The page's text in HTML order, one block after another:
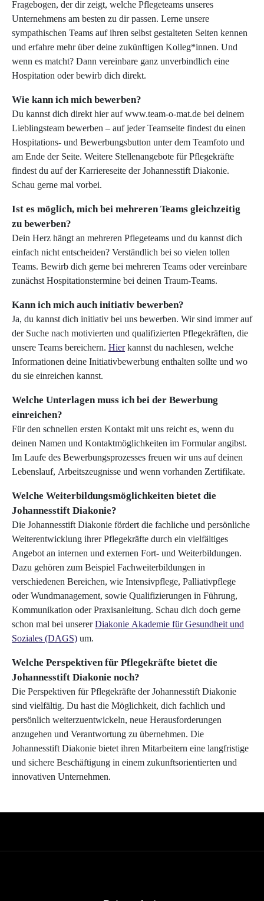
Fragebogen, der dir zeigt, welche Pflegeteams unseres
Unternehmens am besten zu dir passen. Lerne unsere
sympathischen Teams auf ihren selbst gestalteten Seiten kennen
und erfahre mehr über deine zukünftigen Kolleg*innen. Und
wenn es matcht? Dann vereinbare ganz unverbindlich eine
Hospitation oder bewirb dich direkt.
Wie kann ich mich bewerben?
Du kannst dich direkt hier auf www.team-o-mat.de bei deinem
Lieblingsteam bewerben – auf jeder Teamseite findest du einen
Hospitations- und Bewerbungsbutton unter dem Teamfoto und
am Ende der Seite. Weitere Stellenangebote für Pflegekräfte
findest du auf der Karriereseite der Johannesstift Diakonie.
Schau gerne mal vorbei.
Ist es möglich, mich bei mehreren Teams gleichzeitig
zu bewerben?
Dein Herz hängt an mehreren Pflegeteams und du kannst dich
einfach nicht entscheiden? Verständlich bei so vielen tollen
Teams. Bewirb dich gerne bei mehreren Teams oder vereinbare
zunächst Hospitationstermine bei deinen Traum-Teams.
Kann ich mich auch initiativ bewerben?
Ja, du kannst dich initiativ bei uns bewerben. Wir sind immer auf
der Suche nach motivierten und qualifizierten Pflegekräften, die
unsere Teams bereichern. Hierkannst du nachlesen, welche
Informationen deine Initiativbewerbung enthalten sollte und wo
du sie einreichen kannst.
Welche Unterlagen muss ich bei der Bewerbung
einreichen?
Für den schnellen ersten Kontakt mit uns reicht es, wenn du
deinen Namen und Kontaktmöglichkeiten im Formular angibst.
Im Laufe des Bewerbungsprozesses freuen wir uns auf deinen
Lebenslauf, Arbeitszeugnisse und wenn vorhanden Zertifikate.
Welche Weiterbildungsmöglichkeiten bietet die
Johannesstift Diakonie?
Die Johannesstift Diakonie fördert die fachliche und persönliche
Weiterentwicklung ihrer Pflegekräfte durch ein vielfältiges
Angebot an internen und externen Fort- und Weiterbildungen.
Dazu gehören zum Beispiel Fachweiterbildungen in
verschiedenen Bereichen, wie Intensivpflege, Palliativpflege
oder Wundmanagement, sowie Qualifizierungen in Führung,
Kommunikation oder Praxisanleitung. Schau dich doch gerne
schon mal bei unsererDiakonie Akademie für Gesundheit und
Soziales (DAGS) um.
Welche Perspektiven für Pflegekräfte bietet die
Johannesstift Diakonie noch?
Die Perspektiven für Pflegekräfte der Johannesstift Diakonie
sind vielfältig. Du hast die Möglichkeit, dich fachlich und
persönlich weiterzuentwickeln, neue Herausforderungen
anzugehen und Verantwortung zu übernehmen. Die
Johannesstift Diakonie bietet ihren Mitarbeitern eine langfristige
und sichere Beschäftigung in einem zukunftsorientierten und
innovativen Unternehmen.